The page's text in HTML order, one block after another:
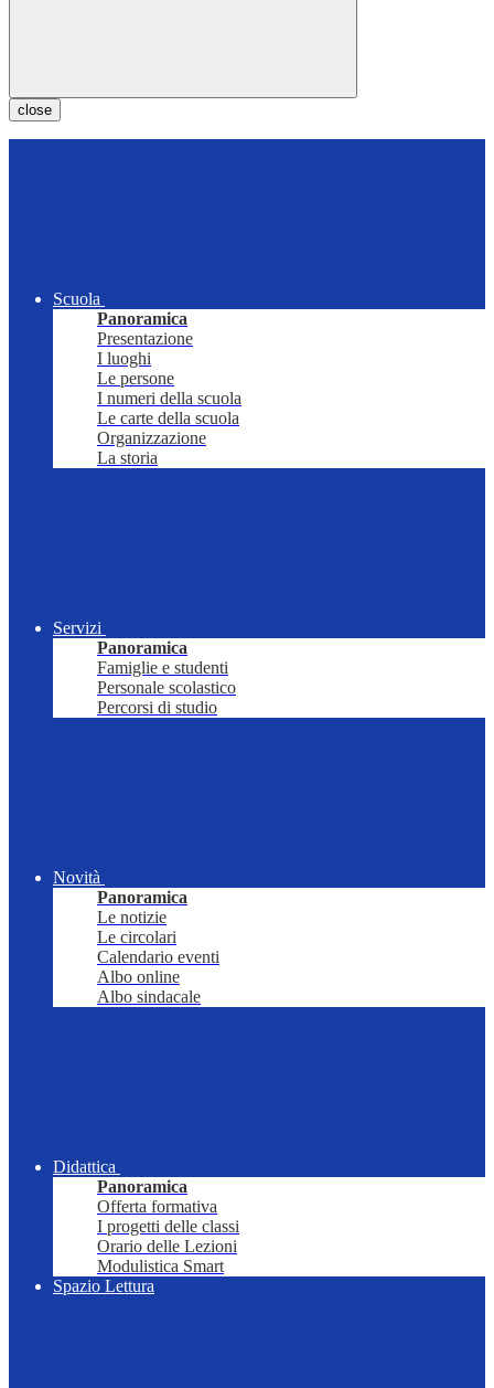
close
Scuola
Panoramica
Presentazione
I luoghi
Le persone
I numeri della scuola
Le carte della scuola
Organizzazione
La storia
Servizi
Panoramica
Famiglie e studenti
Personale scolastico
Percorsi di studio
Novità
Panoramica
Le notizie
Le circolari
Calendario eventi
Albo online
Albo sindacale
Didattica
Panoramica
Offerta formativa
I progetti delle classi
Orario delle Lezioni
Modulistica Smart
Spazio Lettura